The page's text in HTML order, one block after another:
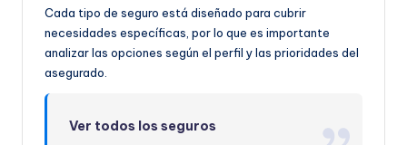
Cada tipo de seguro está diseñado para cubrir
necesidades específicas, por lo que es importante
analizar las opciones según el perfil y las prioridades del
asegurado.
Ver todos los seguros